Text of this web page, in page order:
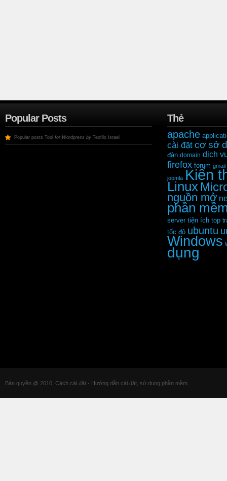
Popular Posts
Popular posts Tool for Wordpress by Teofilo Israel
Thẻ
apache
cài đặt cơ sở
đàn domain dịch
firefox forum gmail
joomla Kiến
Linux
nguồn mở
phần
server tiện ích top
tốc độ ubuntu
Windows
dụng
Bản quyền @ 2010. Cách cài đặt - Hướng dẫn cài đặt, sử dụng phần mềm.